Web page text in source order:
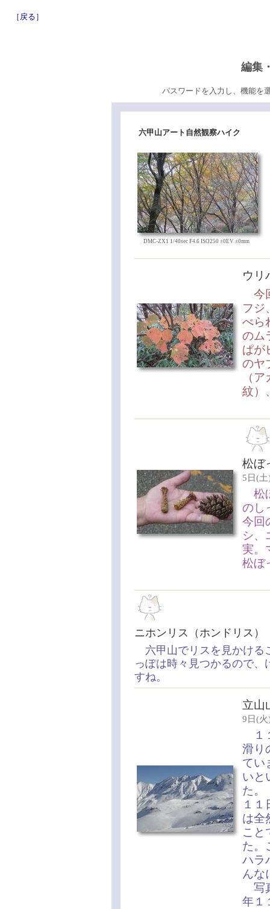
［戻る］
編集
パスワードを入力し、機能を
六甲山アート自然観察ハイク
DMC-ZX1 1/40sec F4.6 ISO250 ±0EV ±0mm
ウ
今
フジ
べら
のム
ぱが
のヤ
（
紋）
松
5日(
松
のし
今回
シ、
実。
松ぼ
ニホンリス（ホンドリス
六甲山でリスを見かける
っぽは時々見つかるので
すね。
立
9日(火
１
滑り
てい
いと
た。
１
は全
こと
た。
ハラ
んな
写
年１